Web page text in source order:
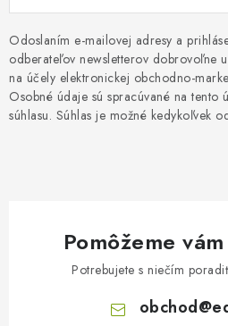
Odoslaním e-mailovej adresy a
odberateľov newsletterov dobrovoľne
na účely elektronickej obchodno-
Osobné údaje sú spracúvané na tento
súhlasu. Súhlas je možné kedykoľvek
Pomôžeme
Potrebujete s niečím
obchod@